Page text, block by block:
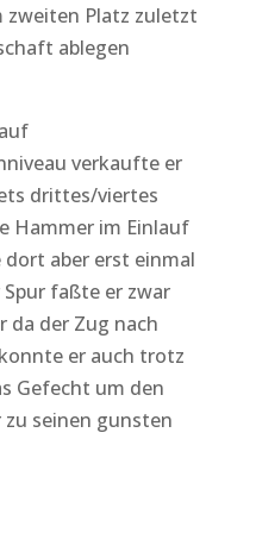
zweiten Platz zuletzt
ablegen
verkaufte er
drittes/viertes
Hammer im Einlauf
aber erst einmal
faßte er zwar
da der Zug nach
er auch trotz
Gefecht um den
seinen gunsten